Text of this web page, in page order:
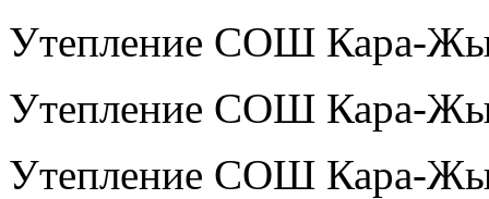
Утепление СОШ Кара-
Утепление СОШ Кара-
Утепление СОШ Кара-